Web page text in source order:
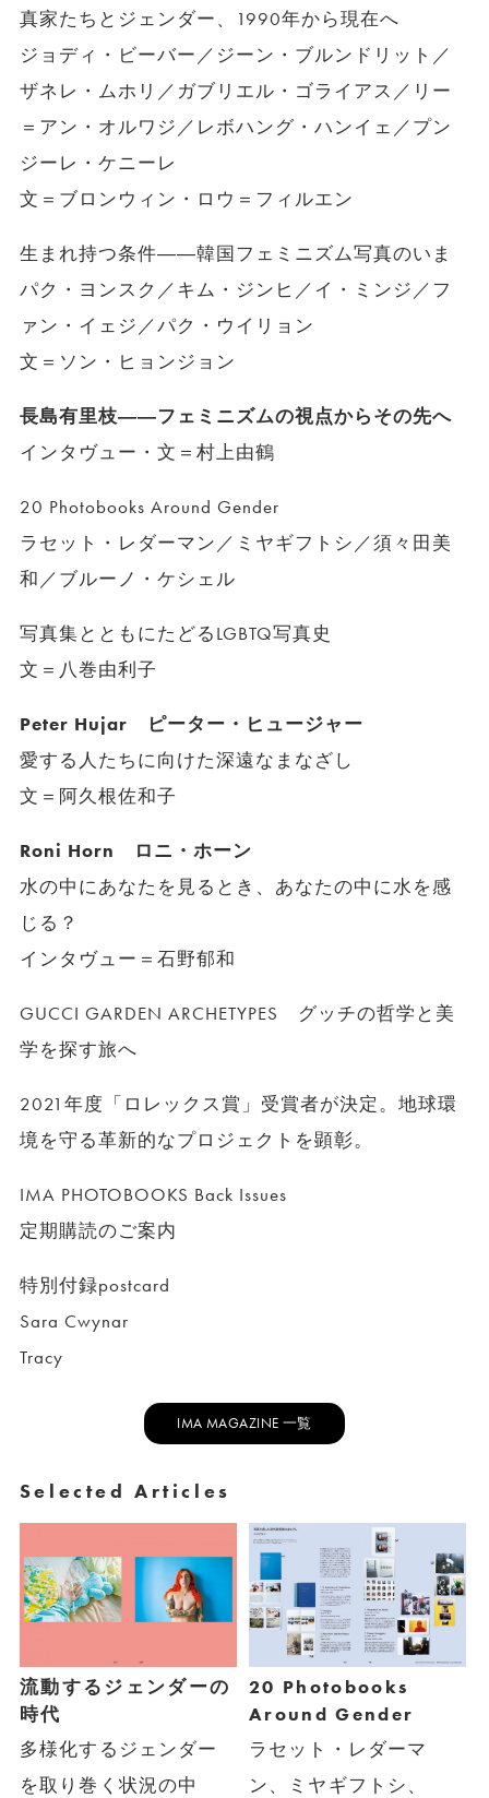
真家たちとジェンダー、1990年から現在へ
ジョディ・ビーバー／ジーン・ブルンドリット／
ザネレ・ムホリ／ガブリエル・ゴライアス／リー
＝アン・オルワジ／レボハング・ハンイェ／プン
ジーレ・ケニーレ
文＝ブロンウィン・ロウ＝フィルエン
生まれ持つ条件――韓国フェミニズム写真のいま
パク・ヨンスク／キム・ジンヒ／イ・ミンジ／フ
ァン・イェジ／パク・ウイリョン
文＝ソン・ヒョンジョン
長島有里枝――フェミニズムの視点からその先へ
インタヴュー・文＝村上由鶴
20 Photobooks Around Gender
ラセット・レダーマン／ミヤギフトシ／須々田美
和／ブルーノ・ケシェル
写真集とともにたどるLGBTQ写真史
文＝八巻由利子
Peter Hujar ピーター・ヒュージャー
愛する人たちに向けた深遠なまなざし
文＝阿久根佐和子
Roni Horn ロニ・ホーン
水の中にあなたを見るとき、あなたの中に水を感
じる？
インタヴュー＝石野郁和
GUCCI GARDEN ARCHETYPES グッチの哲学と美
学を探す旅へ
2021年度「ロレックス賞」受賞者が決定。地球環
境を守る革新的なプロジェクトを顕彰。
IMA PHOTOBOOKS Back Issues
定期購読のご案内
特別付録postcard
Sara Cwynar
Tracy
IMA MAGAZINE 一覧
Selected Articles
流動するジェンダーの
時代
多様化するジェンダー
を取り巻く状況の中
20 Photobooks
Around Gender
ラセット・レダーマ
ン、ミヤギフトシ、